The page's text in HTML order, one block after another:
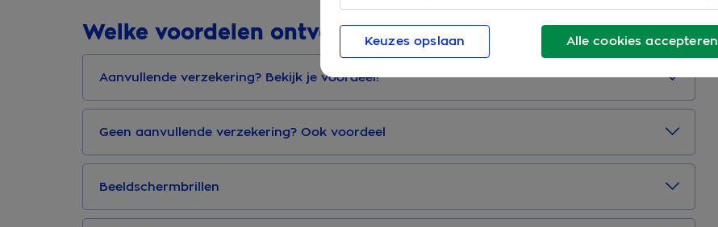
Welke voordelen ontvang je?
Aanvullende verzekering? Bekijk je voordeel!
Geen aanvullende verzekering? Ook voordeel
Beeldschermbrillen
Alle cookies accepteren
Keuzes opslaan